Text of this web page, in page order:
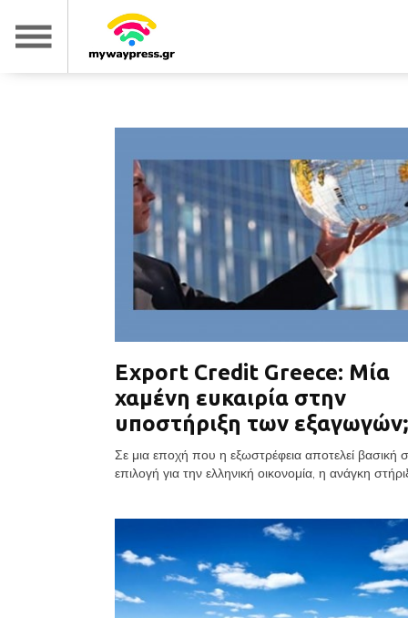
Export Credit Greece: Μία
χαμένη ευκαιρία στην
υποστήριξη των εξαγωγών;
Σε μια εποχή που η εξωστρέφεια αποτελεί βασική
επιλογή για την ελληνική οικονομία, η ανάγκη